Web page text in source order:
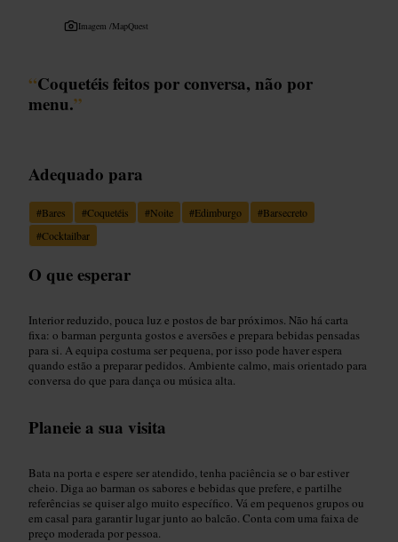
Imagem /MapQuest
“Coquetéis feitos por conversa, não por
menu.”
Adequado para
#Bares #Coquetéis #Noite #Edimburgo #Barsecreto
#Cocktailbar
O que esperar
Interior reduzido, pouca luz e postos de bar próximos. Não há carta
fixa: o barman pergunta gostos e aversões e prepara bebidas pensadas
para si. A equipa costuma ser pequena, por isso pode haver espera
quando estão a preparar pedidos. Ambiente calmo, mais orientado para
conversa do que para dança ou música alta.
Planeie a sua visita
Bata na porta e espere ser atendido, tenha paciência se o bar estiver
cheio. Diga ao barman os sabores e bebidas que prefere, e partilhe
referências se quiser algo muito específico. Vá em pequenos grupos ou
em casal para garantir lugar junto ao balcão. Conta com uma faixa de
preço moderada por pessoa.